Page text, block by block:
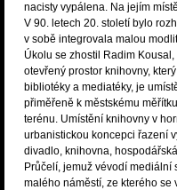
nacisty vypálena. Na jejím
V 90. letech 20. století bylo
v sobě integrovala malou
Úkolu se zhostil Radim
otevřený prostor knihovny,
bibliotéky a mediatéky, je
přiměřeně k městskému
terénu. Umístění knihovny v
urbanistickou koncepci řazení
divadlo, knihovna,
Průčelí, jemuž vévodí
malého náměstí, ze kterého